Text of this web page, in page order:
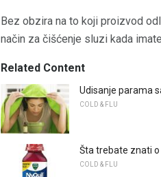
Bez obzira na to koji proizvod
način za čišćenje sluzi kada
Related Content
Udisanje parama
COLD & FLU
Šta trebate znati o
COLD & FLU